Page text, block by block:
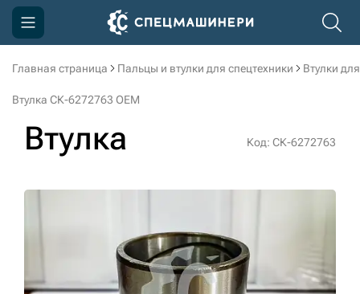
Главная страница Пальцы и втулки для спецтехники Втулки
Втулка СК-6272763 OEM
Втулка Код: СК-6272763
Компания
Доставка и оплата
3D тур по производству
3D тур по складам